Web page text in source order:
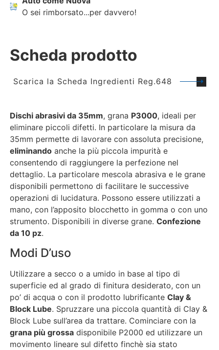
O sei rimborsato...per davvero!
Scheda prodotto
Scarica la Scheda Ingredienti Reg.648
Dischi abrasivi da 35mm, grana P3000, ideali per
eliminare piccoli difetti. In particolare la misura da
35mm permette di lavorare con assoluta precisione,
eliminando anche la più piccola impurità e
consentendo di raggiungere la perfezione nel
dettaglio. La particolare mescola abrasiva e le grane
disponibili permettono di facilitare le successive
operazioni di lucidatura. Possono essere utilizzati a
mano, con l’apposito blocchetto in gomma o con uno
strumento. Disponibili in diverse grane. Confezione
da 10 pz.
Modi D’uso
Utilizzare a secco o a umido in base al tipo di
superficie ed al grado di finitura desiderato, con un
po’ di acqua o con il prodotto lubrificante Clay &
Block Lube. Spruzzare una piccola quantità di Clay &
Block Lube sull’area da trattare. Cominciare con la
grana più grossa disponibile P2000 ed utilizzare un
movimento lineare sul difetto finchè sia stato